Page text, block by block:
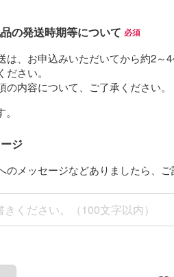
品の発送時期等について
ジ